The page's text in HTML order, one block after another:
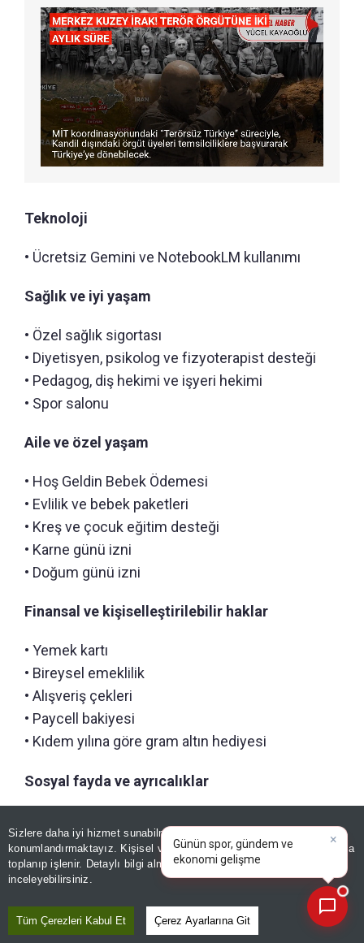
Sizlere daha iyi hizmet sunabilmek adına sitemizde
konumlandırmaktayız. Kişisel verileriniz, KVKK ve GDPR kapsamında
toplanıp işlenir. Detaylı bilgi almak içinAydınlatma Metnimizi
inceleyebilirsiniz.
Tüm Çerezleri Kabul Et Çerez Ayarlarına Git
Teknoloji
• Ücretsiz Gemini ve NotebookLM kullanımı
Sağlık ve iyi yaşam
• Özel sağlık sigortası
• Diyetisyen, psikolog ve fizyoterapist desteği
• Pedagog, diş hekimi ve işyeri hekimi
• Spor salonu
Aile ve özel yaşam
• Hoş Geldin Bebek Ödemesi
• Evlilik ve bebek paketleri
• Kreş ve çocuk eğitim desteği
• Karne günü izni
• Doğum günü izni
Finansal ve kişiselleştirilebilir haklar
• Yemek kartı
• Bireysel emeklilik
• Alışveriş çekleri
• Paycell bakiyesi
• Kıdem yılına göre gram altın hediyesi
Sosyal fayda ve ayrıcalıklar
• Özel gün hediyeleri
• Mağaza ve dijital platform indirimleri
• Çalışan Yakını Kampanyası
• Dijital Ürün ve Servisler (Fizy, Lifebox, TV+)
• Ramazan Paketi
×
Günün spor, gündem ve
ekonomi gelişmelerini analiz
edin!|